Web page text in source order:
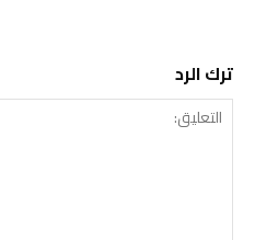
ترك الرد